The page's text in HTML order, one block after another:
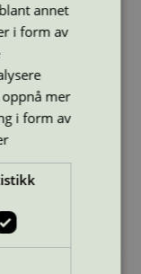
971 279 362 MVA
annet
i form av
mer
i form av